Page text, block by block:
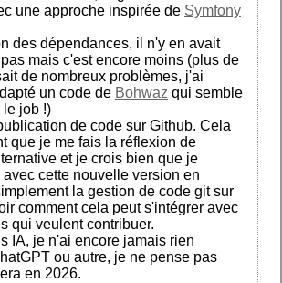
une approche inspirée de Symfony
des dépendances, il n'y en avait
mais c'est encore moins (plus de
de nombreux problèmes, j'ai
un code de Bohwaz qui semble
le job !)
de code sur Github. Cela
que je me fais la réflexion de
et je crois bien que je
cette nouvelle version en
la gestion de code git sur
comment cela peut s'intégrer avec
qui veulent contribuer.
IA, je n'ai encore jamais rien
ou autre, je ne pense pas
en 2026.